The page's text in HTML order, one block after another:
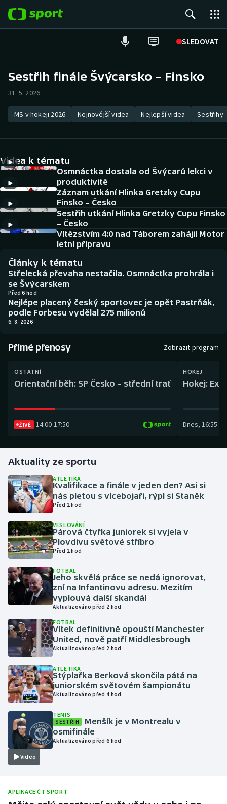
SLEDOVAT
Hokej
Tenis
Atletika
Cyklistika
DALŠÍ SPORTY
Americký fotbal
Baseball a softbal
Basketbal
Biatlon
Boby a skeleton
Dostihy
Futsal
Gymnastika
Házená
Jezdectví
Judo
Krasobruslení
Lezení
Lyže a snowboard
Moderní pětiboj
Motorsport
Olympijské hry
Parasport
Plavání
Ragby
NEPŘEHLÉDNĚTE
Soutěže
Historické návraty
Aplikace ČT sport
AZ kvíz
Sestřih finále Švýcarsko – Finsko
31. 5. 2026
MS v hokeji 2026 Nejnovější videa Nejlepší videa Sestřihy
Videa k tématu
Osmnáctka dostala od Švýcarů lekci v
produktivitě
Záznam utkání Hlinka Gretzky Cupu
Finsko – Česko
Sestřih utkání Hlinka Gretzky Cupu Finsko
– Česko
Vítězstvím 4:0 nad Táborem zahájil Motor
letní přípravu
Články k tématu
Střelecká převaha nestačila. Osmnáctka prohrála i
se Švýcarskem
Před 6 hod
Nejlépe placený český sportovec je opět Pastrňák,
podle Forbesu vydělal 275 milionů
6. 8. 2026
Přímé přenosy Zobrazit program
OSTATNÍ
Orientační běh: SP Česko – střední trať
ŽIVĚ 14:00-17:50
HOKEJ
Hokej:
Dnes, 16:55-
Aktuality ze sportu
ATLETIKA
Kvalifikace a finále v jeden den? Asi si
nás pletou s vícebojaři, rýpl si Staněk
Před 2 hod
VESLOVÁNÍ
Párová čtyřka juniorek si vyjela v
Plovdivu světové stříbro
Před 2 hod
FOTBAL
Jeho skvělá práce se nedá ignorovat,
zní na Infantinovu adresu. Mezitím
vyplouvá další skandál
Aktualizováno před 2 hod
FOTBAL
Vítek definitivně opouští Manchester
United, nově patří Middlesbrough
Aktualizováno před 2 hod
ATLETIKA
Stýplařka Berková skončila pátá na
juniorském světovém šampionátu
Aktualizováno před 4 hod
Video
TENIS
SESTŘIH
Menšík je v Montrealu v
osmifinále
Aktualizováno před 6 hod
APLIKACE ČT SPORT